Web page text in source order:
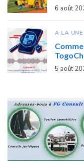
6 août
A LA UNE
5 août